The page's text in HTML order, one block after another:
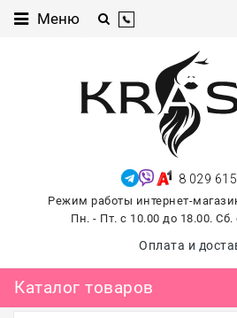
Меню
8 029
Режим работы интернет-
Пн. - Пт. с 10.00 до 18.00. Сб.
Оплата и
Каталог товаров
Каталог
и
педикюра